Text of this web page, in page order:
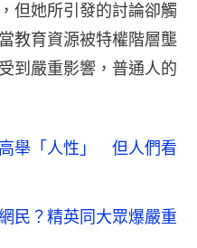
但她所引發的討論卻觸
教育資源被特權階層壟
到嚴重影響，普通人的
舉「人性」 但人們看
民？精英同大眾爆嚴重